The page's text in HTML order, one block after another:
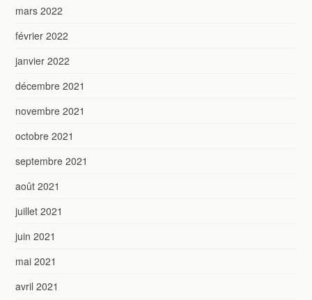
mars 2022
février 2022
janvier 2022
décembre 2021
novembre 2021
octobre 2021
septembre 2021
août 2021
juillet 2021
juin 2021
mai 2021
avril 2021